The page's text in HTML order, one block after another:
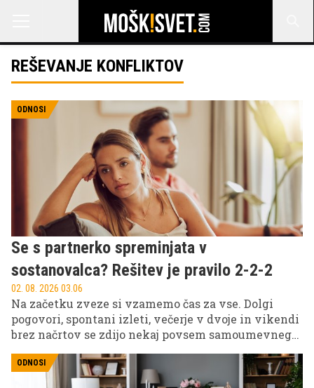
REŠEVANJE KONFLIKTOV
ODNOSI
Se s partnerko spreminjata v
sostanovalca? Rešitev je pravilo 2-2-2
02. 08. 2026 03.06
Na začetku zveze si vzamemo čas za vse. Dolgi
pogovori, spontani izleti, večerje v dvoje in vikendi
brez načrtov se zdijo nekaj povsem samoumevnega.
neskončni seznami opravkov.
ODNOSI